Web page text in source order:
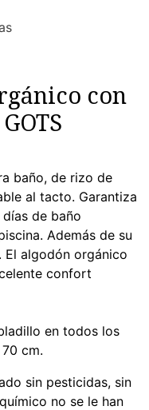
con
baño, de rizo de
al tacto. Garantiza
de baño
Además de su
algodón orgánico
confort
en todos los
cm.
sin pesticidas, sin
no se le han